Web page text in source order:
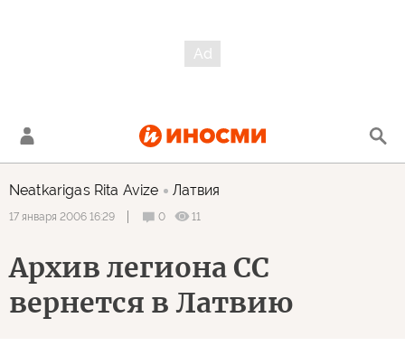
Neatkarigas Rita Avize Латвия
17 января 2006 16:29 0 11
Архив легиона СС
вернется в Латвию